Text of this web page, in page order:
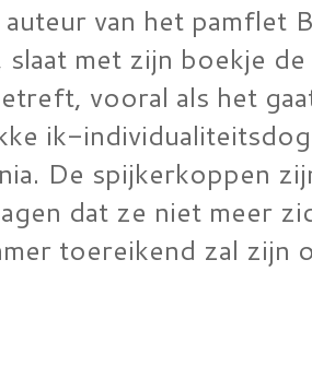
auteur van het pamflet
met zijn boekje
vooral als het
ik-
De spijkerkoppen
dat ze niet meer
toereikend zal zijn